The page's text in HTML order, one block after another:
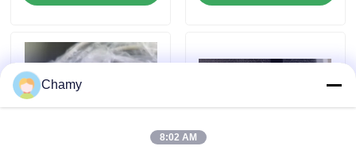
Bitte um ein Angebot
Teile für Patientenmonitore
Patientenmonitormodul
Chamy
8:02 AM